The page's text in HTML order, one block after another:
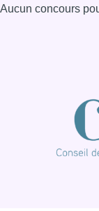
Aucun concours